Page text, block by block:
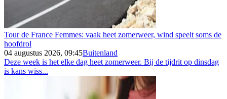
Tour de France Femmes: vaak heet zomerweer, wind speelt soms de
hoofdrol
04 augustus 2026, 09:45Buitenland
Deze week is het elke dag heet zomerweer. Bij de tijdrit op dinsdag
is kans wiss...